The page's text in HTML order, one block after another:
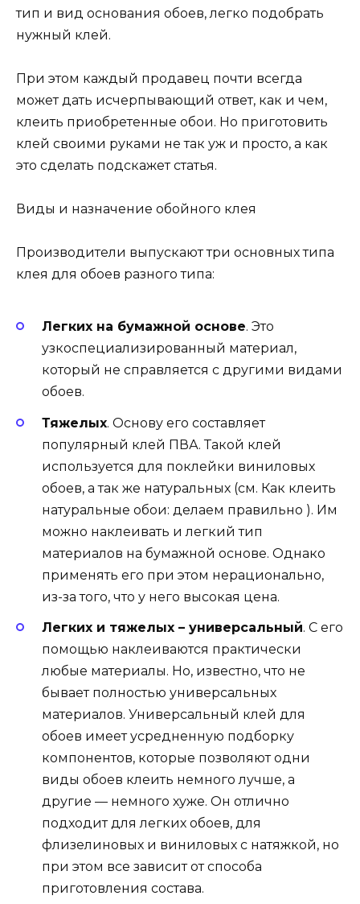
тип и вид основания обоев, легко подобрать
нужный клей.
При этом каждый продавец почти всегда
может дать исчерпывающий ответ, как и чем,
клеить приобретенные обои. Но приготовить
клей своими руками не так уж и просто, а как
это сделать подскажет статья.
Виды и назначение обойного клея
Производители выпускают три основных типа
клея для обоев разного типа:
Легких на бумажной основе. Это
узкоспециализированный материал,
который не справляется с другими видами
обоев.
Тяжелых. Основу его составляет
популярный клей ПВА. Такой клей
используется для поклейки виниловых
обоев, а так же натуральных (см. Как клеить
натуральные обои: делаем правильно ). Им
можно наклеивать и легкий тип
материалов на бумажной основе. Однако
применять его при этом нерационально,
из-за того, что у него высокая цена.
Легких и тяжелых – универсальный. С его
помощью наклеиваются практически
любые материалы. Но, известно, что не
бывает полностью универсальных
материалов. Универсальный клей для
обоев имеет усредненную подборку
компонентов, которые позволяют одни
виды обоев клеить немного лучше, а
другие — немного хуже. Он отлично
подходит для легких обоев, для
флизелиновых и виниловых с натяжкой, но
при этом все зависит от способа
приготовления состава.